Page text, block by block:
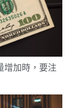
增加時，要注